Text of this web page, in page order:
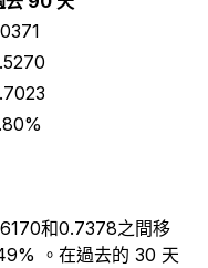
和0.7378之間移
。在過去的 30 天